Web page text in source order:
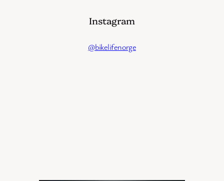
Instagram
@bikelifenorge